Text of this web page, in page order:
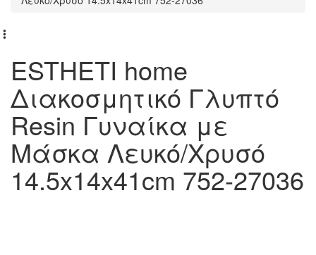
ESTHETI home
Διακοσμητικό Γλυπτό
Resin Γυναίκα με
Μάσκα Λευκό/Χρυσό
14.5x14x41cm 752-27036